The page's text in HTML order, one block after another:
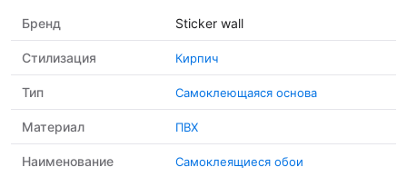
Бренд Sticker wall
Стилизация Кирпич
Тип Самоклеющаяся основа
Материал ПВХ
Наименование Самоклеящиеся обои